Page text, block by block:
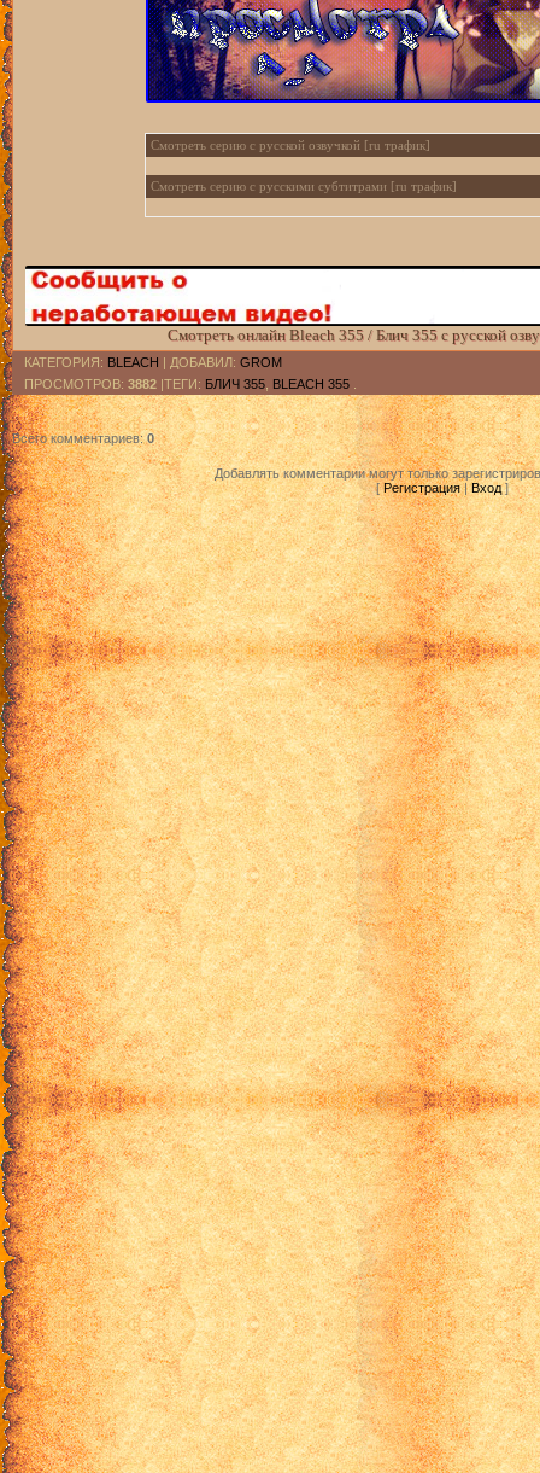
Смотреть серию с русской озвучкой [ru трафик]
Смотреть серию с русскими субтитрами [ru трафик]
Смотреть онлайн Bleach 355 / Блич 355 с русской
КАТЕГОРИЯ: BLEACH | ДОБАВИЛ: GROM
ПРОСМОТРОВ: 3882 |ТЕГИ: БЛИЧ 355 BLEACH 355
Всего комментариев:0
Добавлять комментарии могут только
[Регистрация|Вход]